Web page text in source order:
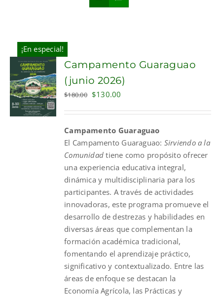
¡En especial!
ADD TO
CART
Campamento Guaraguao
(junio 2026)
$180.00 Original
$180.00.
$130.00
$130.00.
Campamento Guaraguao
El Campamento Guaraguao: Sirviendo a la
Comunidad tiene como propósito ofrecer
una experiencia educativa integral,
dinámica y multidisciplinaria para los
participantes. A través de actividades
innovadoras, este programa promueve el
desarrollo de destrezas y habilidades en
diversas áreas que complementan la
formación académica tradicional,
fomentando el aprendizaje práctico,
significativo y contextualizado. Entre las
áreas de enfoque se destacan la
Economía Agrícola, las Prácticas y